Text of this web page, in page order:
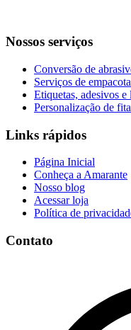
Nossos serviços
Conversão de
Serviços de
Etiquetas, adesivos e
Personalização de
Links rápidos
Página Inicial
Conheça a Amarante
Nosso blog
Acessar loja
Política de
Contato